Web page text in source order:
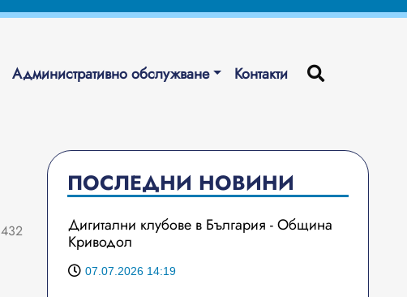
Административно обслужване Контакти
432
ПОСЛЕДНИ НОВИНИ
Дигитални клубове в България - Община
Криводол
07.07.2026 14:19